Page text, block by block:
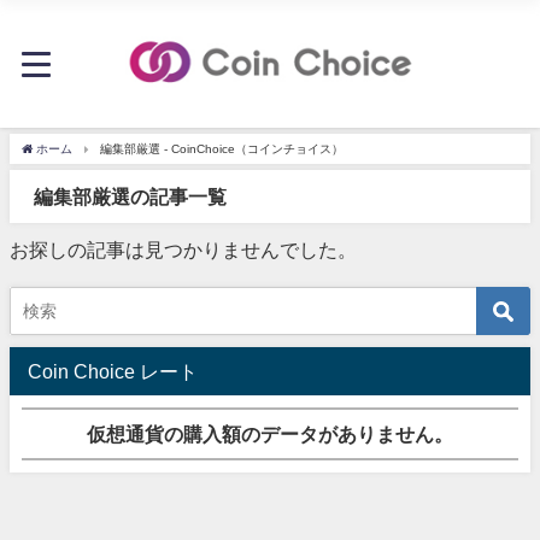
ホーム 編集部厳選 - CoinChoice（コインチョイス）
編集部厳選の記事一覧
お探しの記事は見つかりませんでした。
Coin Choice レート
仮想通貨の購入額のデータがありません。